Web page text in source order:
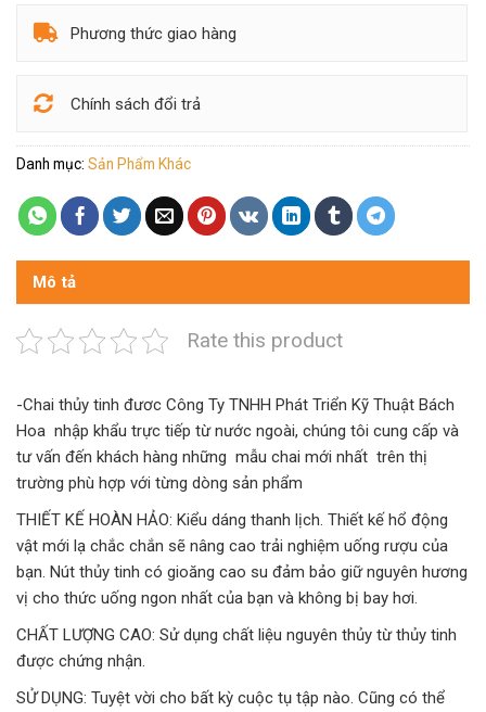
Phương thức giao hàng
Chính sách đổi trả
Danh mục: Sản Phẩm Khác
Mô tả
Rate this product
-Chai thủy tinh đươc Công Ty TNHH Phát Triển Kỹ Thuật Bách
Hoa nhập khẩu trực tiếp từ nước ngoài, chúng tôi cung cấp và
tư vấn đến khách hàng những mẫu chai mới nhất trên thị
trường phù hợp với từng dòng sản phẩm
THIẾT KẾ HOÀN HẢO: Kiểu dáng thanh lịch. Thiết kế hổ động
vật mới lạ chắc chắn sẽ nâng cao trải nghiệm uống rượu của
bạn. Nút thủy tinh có gioăng cao su đảm bảo giữ nguyên hương
vị cho thức uống ngon nhất của bạn và không bị bay hơi.
CHẤT LƯỢNG CAO: Sử dụng chất liệu nguyên thủy từ thủy tinh
được chứng nhận.
SỬ DỤNG: Tuyệt vời cho bất kỳ cuộc tụ tập nào. Cũng có thể